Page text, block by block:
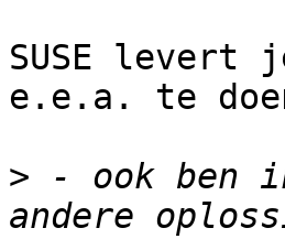
SUSE levert
e.e.a. te
> - ook ben